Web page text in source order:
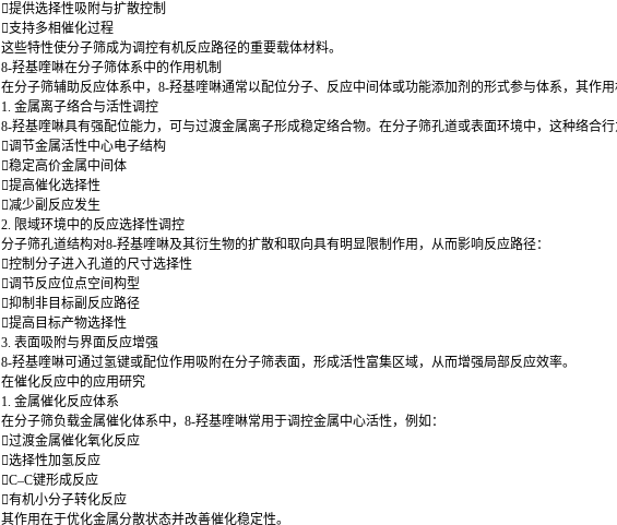
提供选择性吸附与扩散控制
支持多相催化过程
这些特性使分子筛成为调控有机反应路径的重要载体材料。
8-羟基喹啉在分子筛体系中的作用机制
在分子筛辅助反应体系中，8-羟基喹啉通常以配位分子、反应中间体或功能添加剂的形式参与体系，其作用
1. 金属离子络合与活性调控
8-羟基喹啉具有强配位能力，可与过渡金属离子形成稳定络合物。在分子筛孔道或表面环境中，这种络合行
调节金属活性中心电子结构
稳定高价金属中间体
提高催化选择性
减少副反应发生
2. 限域环境中的反应选择性调控
分子筛孔道结构对8-羟基喹啉及其衍生物的扩散和取向具有明显限制作用，从而影响反应路径：
控制分子进入孔道的尺寸选择性
调节反应位点空间构型
抑制非目标副反应路径
提高目标产物选择性
3. 表面吸附与界面反应增强
8-羟基喹啉可通过氢键或配位作用吸附在分子筛表面，形成活性富集区域，从而增强局部反应效率。
在催化反应中的应用研究
1. 金属催化反应体系
在分子筛负载金属催化体系中，8-羟基喹啉常用于调控金属中心活性，例如：
过渡金属催化氧化反应
选择性加氢反应
C–C键形成反应
有机小分子转化反应
其作用在于优化金属分散状态并改善催化稳定性。